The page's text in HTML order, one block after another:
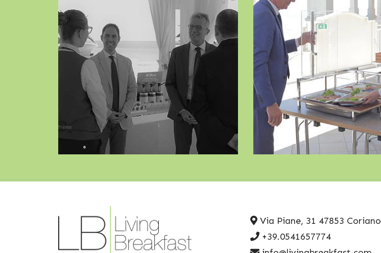
Via Piane, 31 47853 Coriano
+39.0541657774